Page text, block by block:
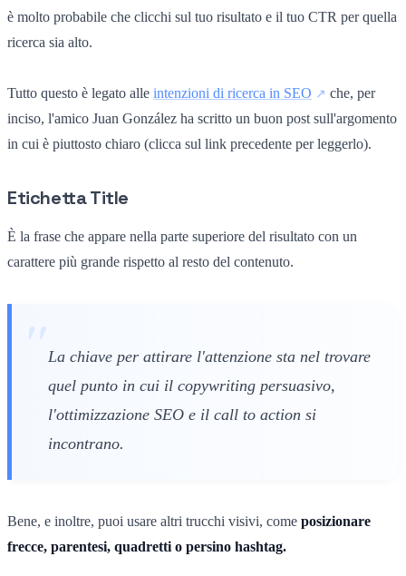
è molto probabile che clicchi sul tuo risultato e il tuo CTR per quella
ricerca sia alto.
Tutto questo è legato alle intenzioni di ricerca in SEO
che, per
inciso, l'amico Juan González ha scritto un buon post sull'argomento
in cui è piuttosto chiaro (clicca sul link precedente per leggerlo).
Etichetta Title
È la frase che appare nella parte superiore del risultato con un
carattere più grande rispetto al resto del contenuto.
La chiave per attirare l'attenzione sta nel trovare
quel punto in cui il copywriting persuasivo,
l'ottimizzazione SEO e il call to action si
incontrano.
Bene, e inoltre, puoi usare altri trucchi visivi, come posizionare
frecce, parentesi, quadretti o persino hashtag.